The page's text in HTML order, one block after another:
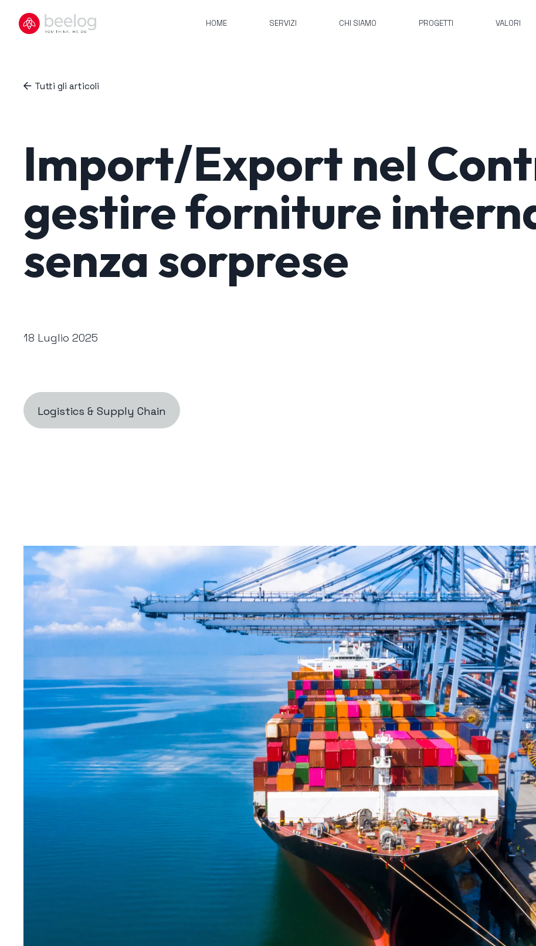
HOME SERVIZI CHI SIAMO PROGETTI VALORI
Tutti gli articoli
Import/Export nel
gestire forniture
senza sorprese
18 Luglio 2025
Logistics & Supply Chain